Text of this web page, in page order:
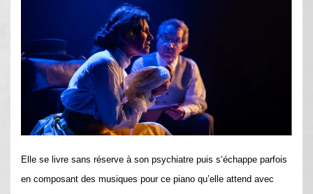
Elle se livre sans réserve à son psychiatre puis s‘échappe parfois
en composant des musiques pour ce piano qu’elle attend avec